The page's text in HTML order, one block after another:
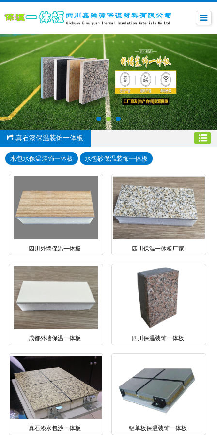
真石漆保温装饰一体板
水包水保温装饰一体板 水包砂保温装饰一体板
四川外墙保温一体板 四川保温一体板厂家
成都外墙保温一体板 四川保温装饰一体板
真石漆水包沙一体板 铝单板保温装饰一体板